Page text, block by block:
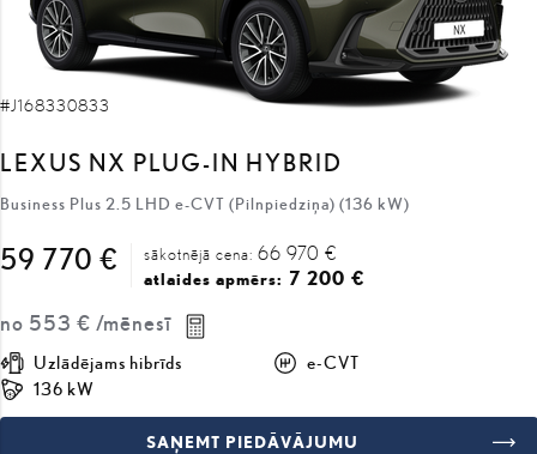
#J168330833
LEXUS NX PLUG-IN HYBRID
Business Plus 2.5 LHD e-CVT (Pilnpiedziņa) (136 kW)
59 770 € sākotnējā cena: 66 970 €
atlaides apmērs: 7 200 €
no 553 € /mēnesī
Uzlādējams hibrīds
e-CVT
136 kW
SAŅEMT PIEDĀVĀJUMU